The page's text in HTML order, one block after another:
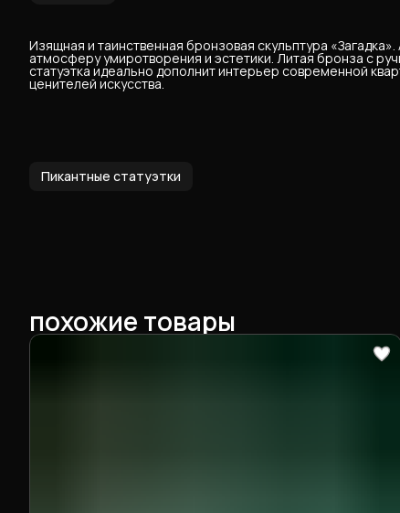
Изящная и таинственная бронзовая скульптура
атмосферу умиротворения и эстетики. Литая бронза с
статуэтка идеально дополнит интерьер современной
ценителей искусства.
Пикантные статуэтки
похожие товары